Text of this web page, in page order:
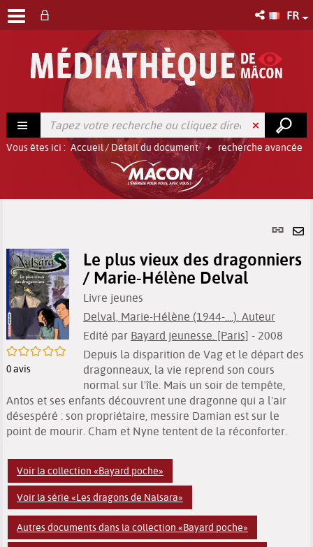
FR
recherche avancée
Vous êtes ici : Accueil/ Détail du document
Lien
/5
0avis
Le plus vieux des dragonniers
/ Marie-Hélène Delval
Livre jeunes
Delval, Marie-Hélène (1944-....). Auteur
Edité par Bayard jeunesse. [Paris] - 2008
Depuis la disparition de Vag et le départ des
dragonneaux, la vie reprend son cours
normal sur l'île. Mais un soir de tempête,
Antos et ses enfants découvrent une dragonne qui a l'air
désespéré : son propriétaire, messire Damian est sur le
point de mourir. Cham et Nyne tentent de la réconforter.
Voir la collection «Bayard poche»
Voir la série «Les dragons de Nalsara»
Autres documents dans la collection «Bayard poche»